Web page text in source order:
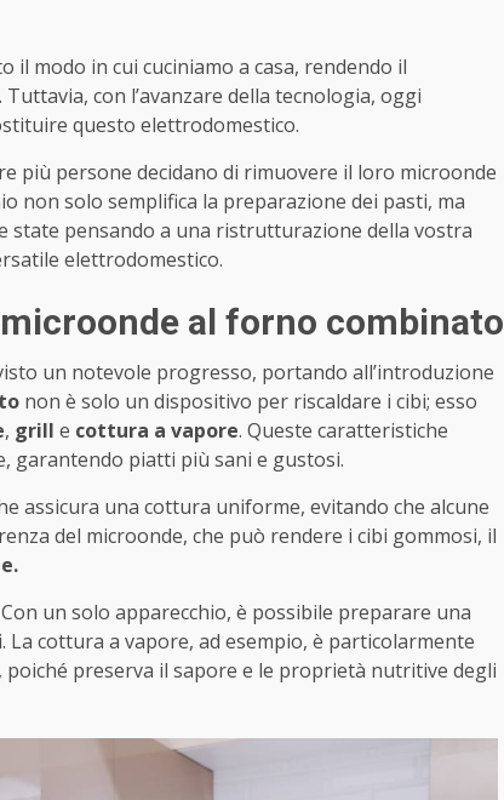
il modo in cui cuciniamo a casa, rendendo il
con l’avanzare della tecnologia, oggi
questo elettrodomestico.
più persone decidano di rimuovere il loro microonde
non solo semplifica la preparazione dei pasti, ma
state pensando a una ristrutturazione della vostra
elettrodomestico.
al forno combinato
un notevole progresso, portando all’introduzione
non è solo un dispositivo per riscaldare i cibi; esso
, grill e cottura a vapore. Queste caratteristiche
garantendo piatti più sani e gustosi.
assicura una cottura uniforme, evitando che alcune
del microonde, che può rendere i cibi gommosi, il
un solo apparecchio, è possibile preparare una
cottura a vapore, ad esempio, è particolarmente
preserva il sapore e le proprietà nutritive degli